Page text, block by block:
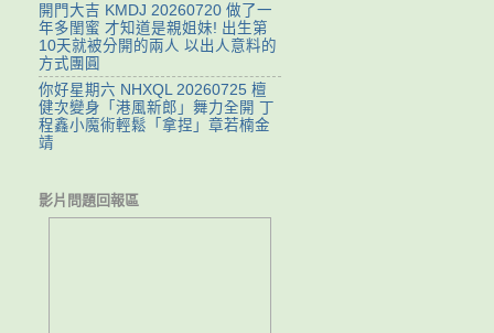
開門大吉 KMDJ 20260720 做了一
年多閨蜜 才知道是親姐妹! 出生第
10天就被分開的兩人 以出人意料的
方式團圓
你好星期六 NHXQL 20260725 檀
健次變身「港風新郎」舞力全開 丁
程鑫小魔術輕鬆「拿捏」章若楠金
靖
影片問題回報區